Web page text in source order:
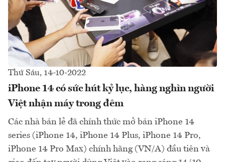
Thứ Sáu, 14-10-2022
iPhone 14 có sức hút kỷ lục, hàng nghìn người
Việt nhận máy trong đêm
Các nhà bán lẻ đã chính thức mở bán iPhone 14
series (iPhone 14, iPhone 14 Plus, iPhone 14 Pro,
iPhone 14 Pro Max) chính hãng (VN/A) đầu tiên và